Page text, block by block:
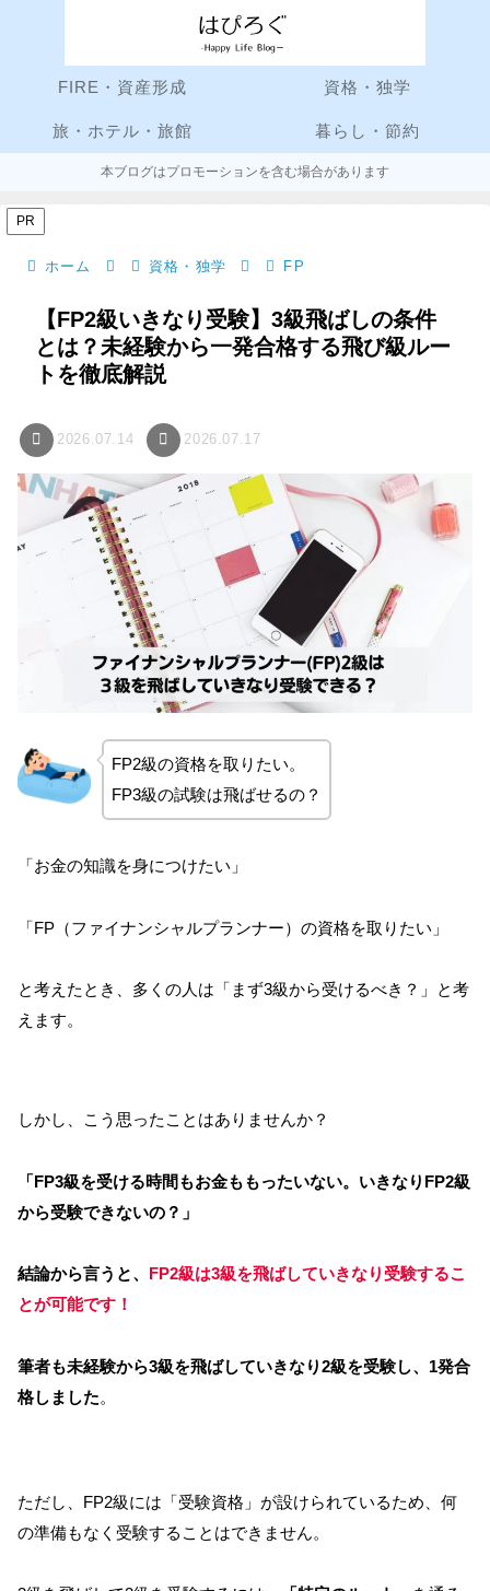
FIRE・資産形成 資格・独学
旅・ホテル・旅館 暮らし・節約
本ブログはプロモーションを含む場合があります
PR
ホーム 資格・独学 FP
【FP2級いきなり受験】3級飛ばしの条件
とは？未経験から一発合格する飛び級ルー
トを徹底解説
2026.07.14 2026.07.17
FP2級の資格を取りたい。
FP3級の試験は飛ばせるの？
「お金の知識を身につけたい」
「FP（ファイナンシャルプランナー）の資格を取りたい」
と考えたとき、多くの人は「まず3級から受けるべき？」と考
えます。
しかし、こう思ったことはありませんか？
「FP3級を受ける時間もお金ももったいない。いきなりFP2級
から受験できないの？」
結論から言うと、 FP2級は3級を飛ばしていきなり受験するこ
とが可能です！
筆者も未経験から3級を飛ばしていきなり2級を受験し、1発合
格しました。
ただし、FP2級には「受験資格」が設けられているため、何
の準備もなく受験することはできません。